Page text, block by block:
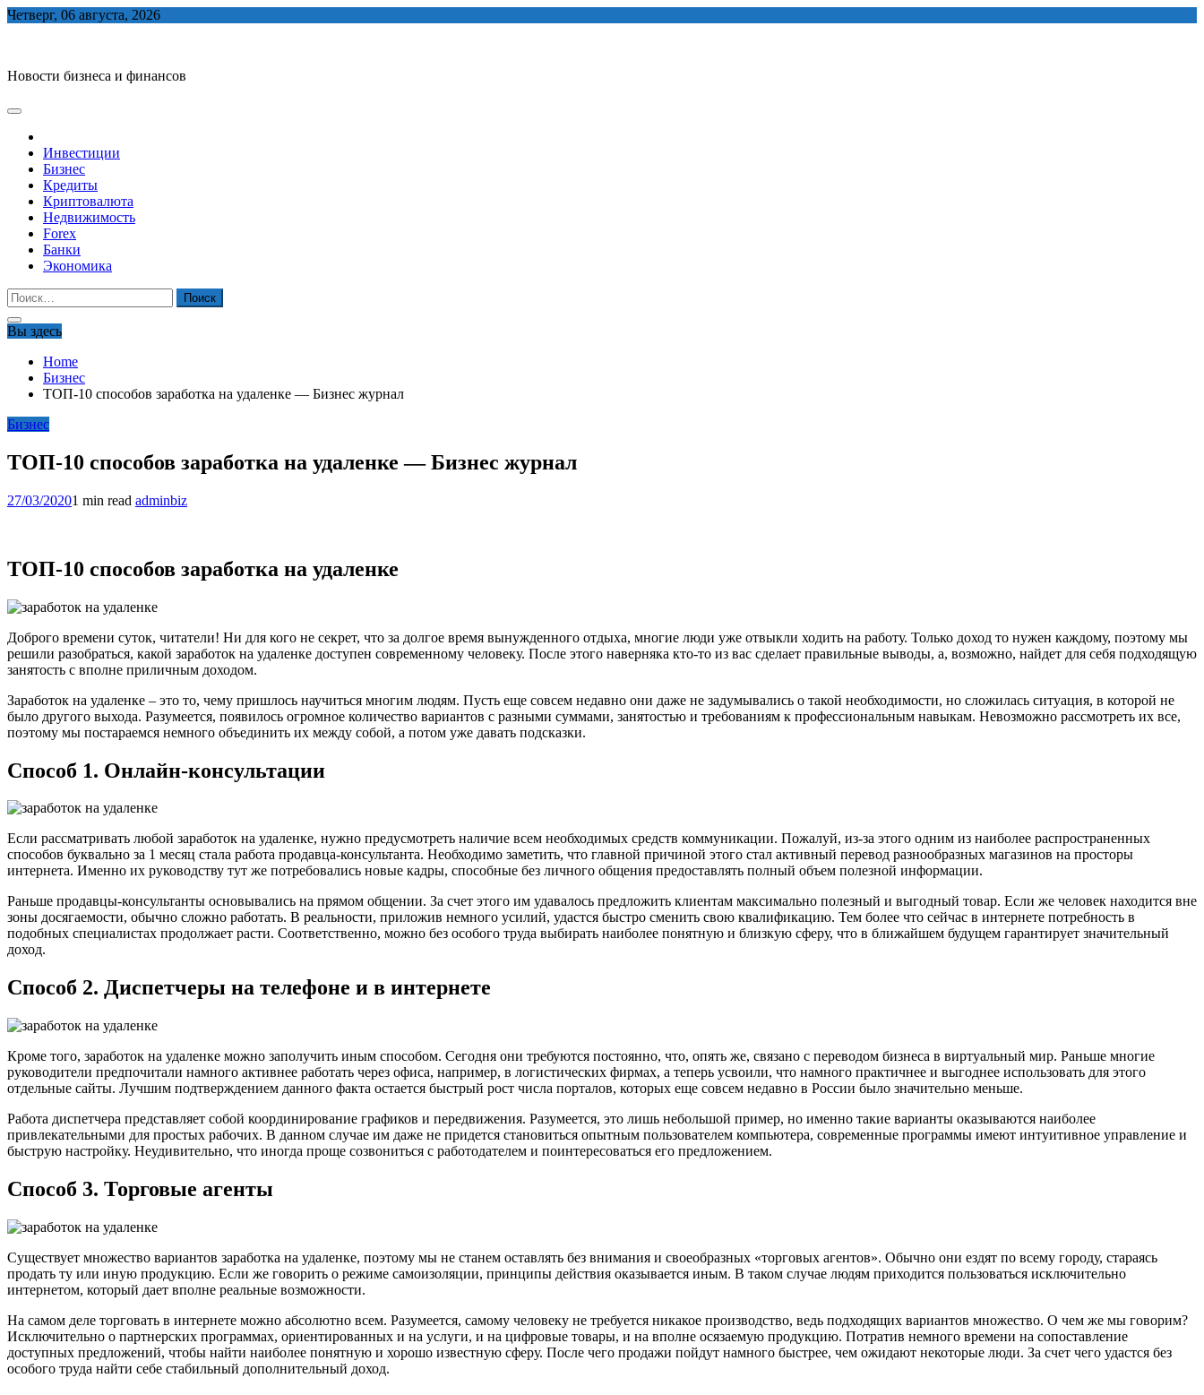
Skip
Четверг, 06 августа, 2026
Новости бизнеса и финансов
Инвестиции
Бизнес
Кредиты
Криптовалюта
Недвижимость
Forex
Банки
Экономика
Найти:
Вы здесь
Home
Бизнес
ТОП-10 способов заработка на удаленке — Бизнес журнал
Бизнес
ТОП-10 способов заработка на удаленке — Бизнес журнал
27/03/20201 min read adminbiz
ТОП-10 способов заработка на удаленке
Доброго времени суток, читатели! Ни для кого не секрет, что за долгое время вынужденного отдыха, многие люди уже отвыкли ходить на работу. Только доход то нужен каждому, поэтому мы
решили разобраться, какой заработок на удаленке доступен современному человеку. После этого наверняка кто-то из вас сделает правильные выводы, а, возможно, найдет для себя подходящую
занятость с вполне приличным доходом.
Заработок на удаленке – это то, чему пришлось научиться многим людям. Пусть еще совсем недавно они даже не задумывались о такой необходимости, но сложилась ситуация, в которой не
было другого выхода. Разумеется, появилось огромное количество вариантов с разными суммами, занятостью и требованиям к профессиональным навыкам. Невозможно рассмотреть их все,
поэтому мы постараемся немного объединить их между собой, а потом уже давать подсказки.
Способ 1. Онлайн-консультации
Если рассматривать любой заработок на удаленке, нужно предусмотреть наличие всем необходимых средств коммуникации. Пожалуй, из-за этого одним из наиболее распространенных
способов буквально за 1 месяц стала работа продавца-консультанта. Необходимо заметить, что главной причиной этого стал активный перевод разнообразных магазинов на просторы
интернета. Именно их руководству тут же потребовались новые кадры, способные без личного общения предоставлять полный объем полезной информации.
Раньше продавцы-консультанты основывались на прямом общении. За счет этого им удавалось предложить клиентам максимально полезный и выгодный товар. Если же человек находится вне
зоны досягаемости, обычно сложно работать. В реальности, приложив немного усилий, удастся быстро сменить свою квалификацию. Тем более что сейчас в интернете потребность в
подобных специалистах продолжает расти. Соответственно, можно без особого труда выбирать наиболее понятную и близкую сферу, что в ближайшем будущем гарантирует значительный
доход.
Способ 2. Диспетчеры на телефоне и в интернете
Кроме того, заработок на удаленке можно заполучить иным способом. Сегодня они требуются постоянно, что, опять же, связано с переводом бизнеса в виртуальный мир. Раньше многие
руководители предпочитали намного активнее работать через офиса, например, в логистических фирмах, а теперь усвоили, что намного практичнее и выгоднее использовать для этого
отдельные сайты. Лучшим подтверждением данного факта остается быстрый рост числа порталов, которых еще совсем недавно в России было значительно меньше.
Работа диспетчера представляет собой координирование графиков и передвижения. Разумеется, это лишь небольшой пример, но именно такие варианты оказываются наиболее
привлекательными для простых рабочих. В данном случае им даже не придется становиться опытным пользователем компьютера, современные программы имеют интуитивное управление и
быструю настройку. Неудивительно, что иногда проще созвониться с работодателем и поинтересоваться его предложением.
Способ 3. Торговые агенты
Существует множество вариантов заработка на удаленке, поэтому мы не станем оставлять без внимания и своеобразных «торговых агентов». Обычно они ездят по всему городу, стараясь
продать ту или иную продукцию. Если же говорить о режиме самоизоляции, принципы действия оказывается иным. В таком случае людям приходится пользоваться исключительно
интернетом, который дает вполне реальные возможности.
На самом деле торговать в интернете можно абсолютно всем. Разумеется, самому человеку не требуется никакое производство, ведь подходящих вариантов множество. О чем же мы говорим?
Исключительно о партнерских программах, ориентированных и на услуги, и на цифровые товары, и на вполне осязаемую продукцию. Потратив немного времени на сопоставление
доступных предложений, чтобы найти наиболее понятную и хорошо известную сферу. После чего продажи пойдут намного быстрее, чем ожидают некоторые люди. За счет чего удастся без
особого труда найти себе стабильный дополнительный доход.